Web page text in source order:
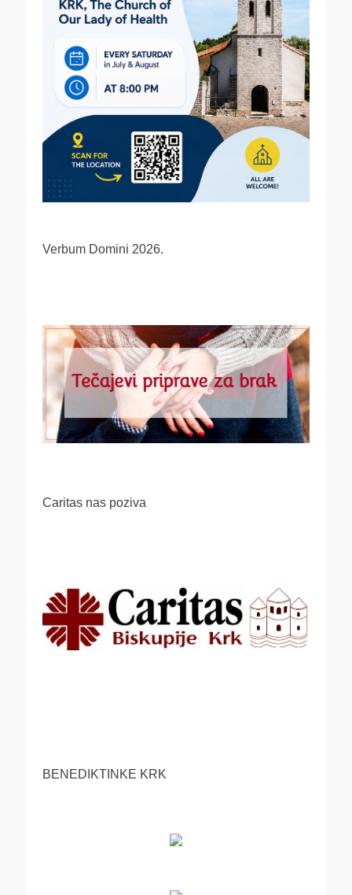
Verbum Domini 2026.
Caritas nas poziva
BENEDIKTINKE KRK